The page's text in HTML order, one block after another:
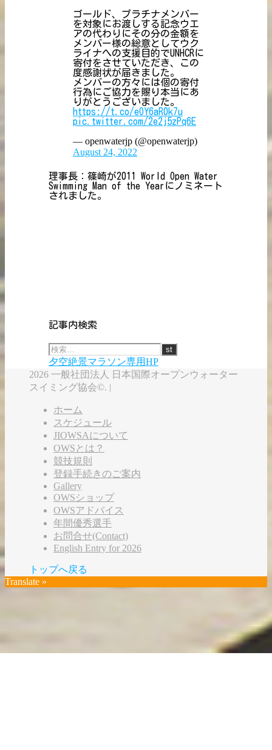
ゴールド、プラチナメンバー
を対象にお渡しする記念ウエ
アの代わりにその分の金額を
メンバー様の総意としてウク
ライナへの支援目的でUNHCRに
寄付をさせていただき、この
度感謝状が届きました。
メンバーの方々には個の寄付
行為にご協力を賜り本当にあ
りがとうございました。
https://t.co/eOY6aR0k7u
pic.twitter.com/2e2j5zPq6E
— openwaterjp (@openwaterjp)
August 24, 2022
理事長：篠崎が2011 World Open Water
Swimming Man of the Yearにノミネート
されました。
記事内検索
夕空絶景マラソン専用HP
2026 一般社団法人 日本国際オープンウォーター
スイミング協会©. |
ホーム
スケジュール
JIOWSAについて
OWSとは？
競技規則
登録手続きのご案内
Gallery
OWSショップ
OWSアドバイス
年間優秀選手
お問合せ(Contact)
English Entry for 2026
トップへ戻る
Translate »